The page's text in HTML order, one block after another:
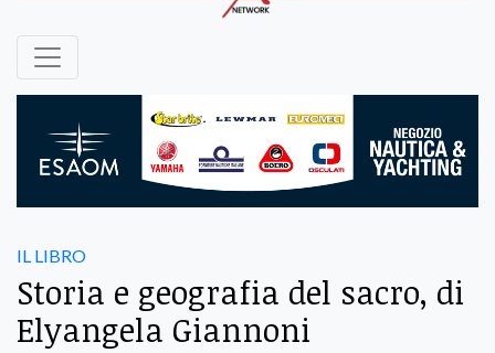
IL LIBRO
Storia e geografia del sacro, di
Elyangela Giannoni